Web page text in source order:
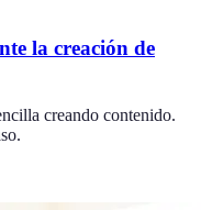
la creación de
creando contenido.